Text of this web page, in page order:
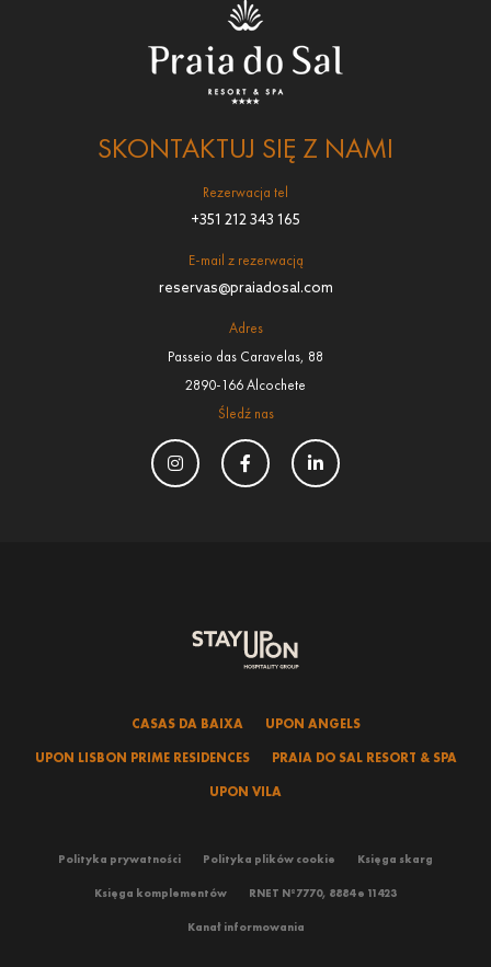
SKONTAKTUJ SIĘ Z NAMI
Rezerwacja tel
+351 212 343 165
E-mail z rezerwacją
reservas@praiadosal.com
Adres
Passeio das Caravelas, 88
2890-166 Alcochete
Śledź nas
CASAS DA BAIXA
UPON ANGELS
UPON LISBON PRIME RESIDENCES
PRAIA DO SAL RESORT & SPA
UPON VILA
Polityka prywatności Polityka plików cookie Księga skarg
Księga komplementów RNET Nº7770, 8884 e 11423
Kanał informowania